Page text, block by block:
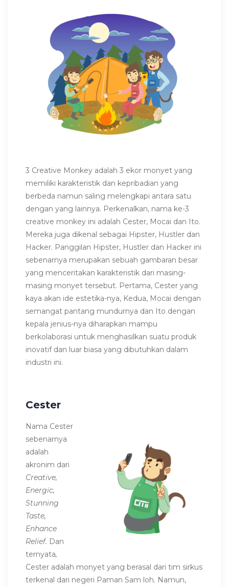
3 Creative Monkey adalah 3 ekor monyet yang
memiliki karakteristik dan kepribadian yang
berbeda namun saling melengkapi antara satu
dengan yang lainnya. Perkenalkan, nama ke-3
creative monkey ini adalah Cester, Mocai dan Ito.
Mereka juga dikenal sebagai Hipster, Hustler dan
Hacker. Panggilan Hipster, Hustler dan Hacker ini
sebenarnya merupakan sebuah gambaran besar
yang menceritakan karakteristik dari masing-
masing monyet tersebut. Pertama, Cester yang
kaya akan ide estetika-nya, Kedua, Mocai dengan
semangat pantang mundurnya dan Ito dengan
kepala jenius-nya diharapkan mampu
berkolaborasi untuk menghasilkan suatu produk
inovatif dan luar biasa yang dibutuhkan dalam
industri ini.
Cester
Nama Cester
sebenarnya
adalah
akronim dari
Creative,
Energic,
Stunning
Taste,
Enhance
Relief. Dan
ternyata,
Cester adalah monyet yang berasal dari tim sirkus
terkenal dari negeri Paman Sam loh. Namun,